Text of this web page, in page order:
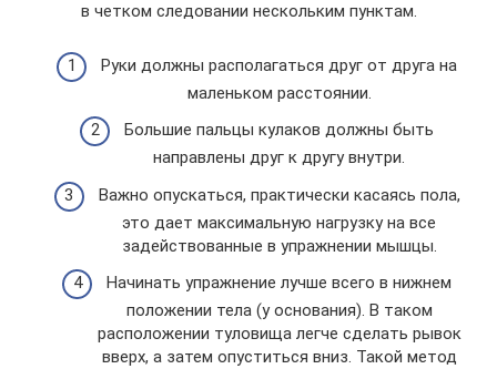
в четком следовании нескольким пунктам.
Руки должны располагаться друг от друга на
маленьком расстоянии.
Большие пальцы кулаков должны быть
направлены друг к другу внутри.
Важно опускаться, практически касаясь пола,
это дает максимальную нагрузку на все
задействованные в упражнении мышцы.
Начинать упражнение лучше всего в нижнем
положении тела (у основания). В таком
расположении туловища легче сделать рывок
вверх, а затем опуститься вниз. Такой метод